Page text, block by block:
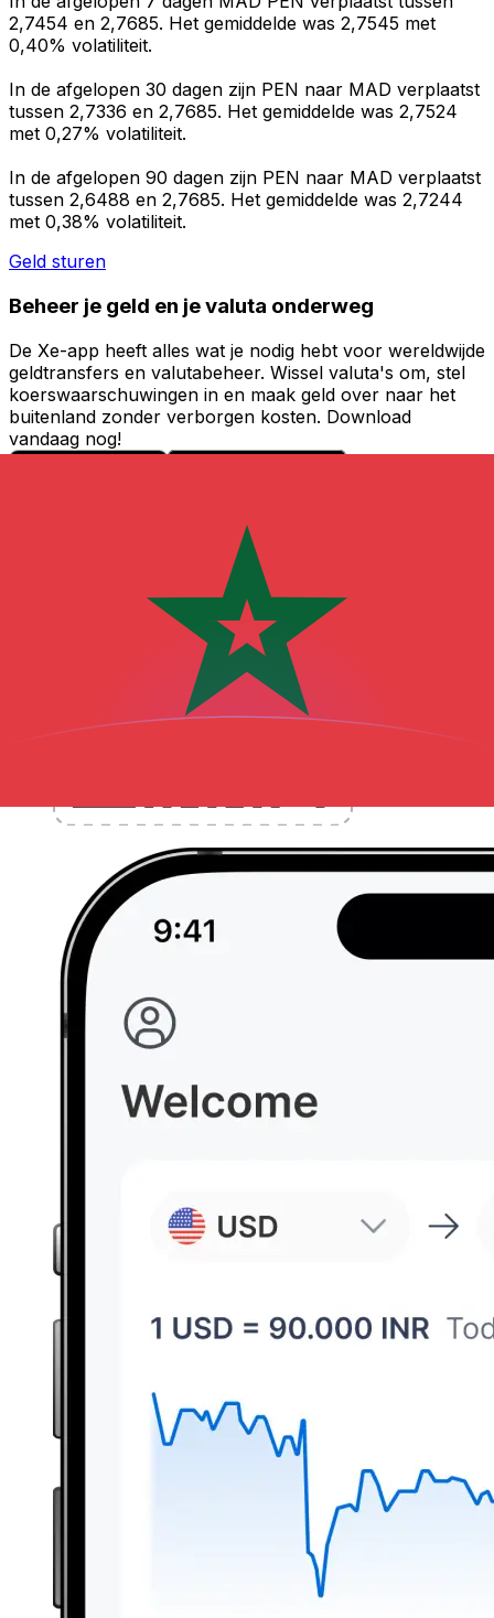
2,7454 en 2,7685. Het gemiddelde was 2,7545 met
0,40% volatiliteit.
In de afgelopen 30 dagen zijn PEN naar MAD verplaatst
tussen 2,7336 en 2,7685. Het gemiddelde was 2,7524
met 0,27% volatiliteit.
In de afgelopen 90 dagen zijn PEN naar MAD verplaatst
tussen 2,6488 en 2,7685. Het gemiddelde was 2,7244
met 0,38% volatiliteit.
Geld sturen
Beheer je geld en je valuta onderweg
De Xe-app heeft alles wat je nodig hebt voor wereldwijde
geldtransfers en valutabeheer. Wissel valuta's om, stel
koerswaarschuwingen in en maak geld over naar het
buitenland zonder verborgen kosten. Download
vandaag nog!